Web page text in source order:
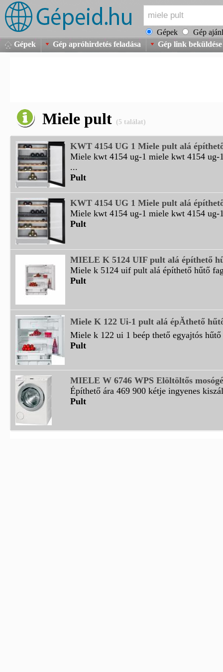
Gépek
Gép
Gépek
Gép apróhirdetés feladása Gép link beküldése
Miele pult (5 találat)
KWT 4154 UG 1 Miele pult alá
Miele kwt 4154 ug-1 miele kwt 4154 ug-
...
Pult
KWT 4154 UG 1 Miele pult alá
Miele kwt 4154 ug-1 miele kwt 4154 ug-
Pult
MIELE K 5124 UIF pult alá építhető
Miele k 5124 uif pult alá építhető hűtő
Pult
Miele K 122 Ui-1 pult alá épĂ­thető
Miele k 122 ui 1 beép thető egyajtós
Pult
MIELE W 6746 WPS Elöltöltős
Építhető ára 469 900 kétje ingyenes
Pult